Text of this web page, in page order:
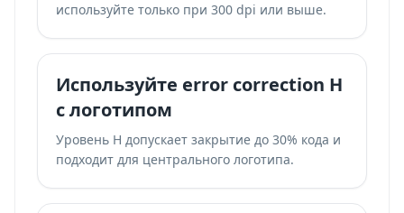
используйте только при 300 dpi или выше.
Используйте error correction H
с логотипом
Уровень H допускает закрытие до 30% кода и
подходит для центрального логотипа.